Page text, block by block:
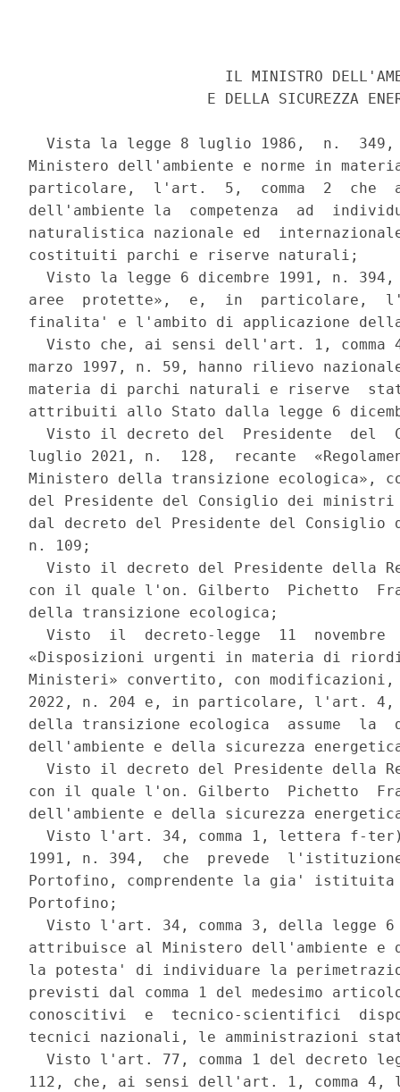
IL MINISTRO
E DELLA SICUREZZA
Vista la legge 8 luglio 1986,  n.
Ministero dell'ambiente e norme in
particolare,  l'art.  5,  comma  2  che
dell'ambiente la  competenza  ad
naturalistica nazionale ed
costituiti parchi e riserve naturali;
Visto la legge 6 dicembre 1991, n.
aree  protette»,  e,  in  particolare,
finalita' e l'ambito di applicazione
Visto che, ai sensi dell'art. 1, comma
marzo 1997, n. 59, hanno rilievo
materia di parchi naturali e riserve
attribuiti allo Stato dalla legge 6
Visto il decreto del  Presidente  del
luglio 2021, n.  128,  recante
Ministero della transizione ecologica»,
del Presidente del Consiglio dei ministri
dal decreto del Presidente del Consiglio
n. 109;
Visto il decreto del Presidente della
con il quale l'on. Gilberto  Pichetto
della transizione ecologica;
Visto  il  decreto-legge  11  novembre
«Disposizioni urgenti in materia di
Ministeri» convertito, con
2022, n. 204 e, in particolare, l'art.
della transizione ecologica  assume  la
dell'ambiente e della sicurezza
Visto il decreto del Presidente della
con il quale l'on. Gilberto  Pichetto
dell'ambiente e della sicurezza
Visto l'art. 34, comma 1, lettera f-
1991, n. 394,  che  prevede
Portofino, comprendente la gia'
Portofino;
Visto l'art. 34, comma 3, della legge
attribuisce al Ministero dell'ambiente e
la potesta' di individuare la
previsti dal comma 1 del medesimo
conoscitivi  e  tecnico-scientifici
tecnici nazionali, le amministrazioni
Visto l'art. 77, comma 1 del decreto
112, che, ai sensi dell'art. 1, comma